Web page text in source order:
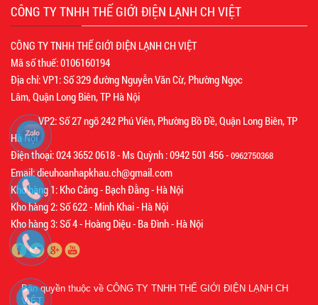
CÔNG TY TNHH THẾ GIỚI ĐIỆN LẠNH CH VIỆT
CÔNG TY TNHH THẾ GIỚI ĐIỆN LẠNH CH VIỆT
Mã số thuế: 0106160194
Địa chỉ: VP1: Số 329 đường Nguyễn Văn Cừ, Phường Ngọc
Lâm, Quận Long Biên, TP Hà Nội
VP2: Số 27 ngõ 242 Phú Viên, Phường Bồ Đề, Quận Long Biên, TP
Hà Nội
Điện thoại: 024 3652 0618 - Ms Quỳnh : 0942 501 456 -0962750368
Email: dieuhoanhapkhau.ch@gmail.com
Kho hàng 1: Kho Cảng - Bạch Đằng - Hà Nội
Kho hàng 2: Số 622 - Minh Khai - Hà Nội
Kho hàng 3: Số 4 - Hoàng Diệu - Ba Đình - Hà Nội
Bản quyền thuộc về CÔNG TY TNHH THẾ GIỚI ĐIỆN LẠNH CH
VIỆT